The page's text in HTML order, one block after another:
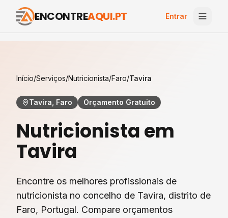
ENCONTREAQUI.PT Entrar
Início/Serviços/Nutricionista/Faro/Tavira
Tavira, Faro Orçamento Gratuito
Nutricionistaem
Tavira
Encontre os melhores profissionais de
nutricionista no concelho de Tavira, distrito de
Faro, Portugal. Compare orçamentos